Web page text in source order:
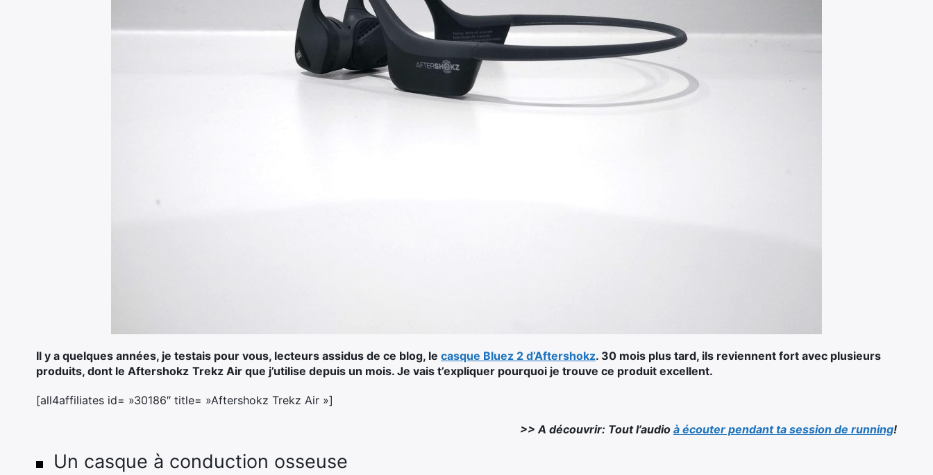
Il y a quelques années, je testais pour vous, lecteurs assidus de ce blog, le casque Bluez 2 d’Aftershokz. 30 mois plus tard, ils reviennent fort avec plusieurs
produits, dont le Aftershokz Trekz Air que j’utilise depuis un mois. Je vais t’expliquer pourquoi je trouve ce produit excellent.
[all4affiliates id= »30186″ title= »Aftershokz Trekz Air »]
>> A découvrir: Tout l’audio à écouter pendant ta session de running!
Un casque à conduction osseuse